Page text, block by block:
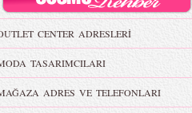
CENTER ADRESLERİ
TASARIMCILARI
ADRES VE TELEFONLARI